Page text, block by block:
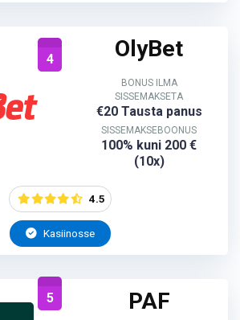
4 OlyBet
BONUS ILMA
SISSEMAKSETA
€20 Tausta panus
SISSEMAKSEBOONUS
100% kuni 200 €
(10x)
4.5
Kasiinosse
5 PAF